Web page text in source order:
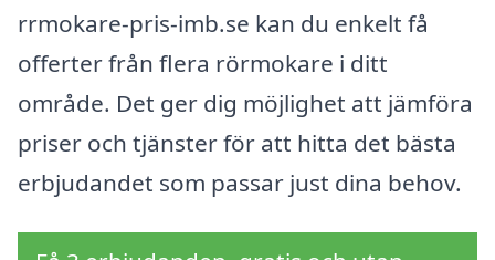
rrmokare-pris-imb.se kan du enkelt få
offerter från flera rörmokare i ditt
område. Det ger dig möjlighet att jämföra
priser och tjänster för att hitta det bästa
erbjudandet som passar just dina behov.